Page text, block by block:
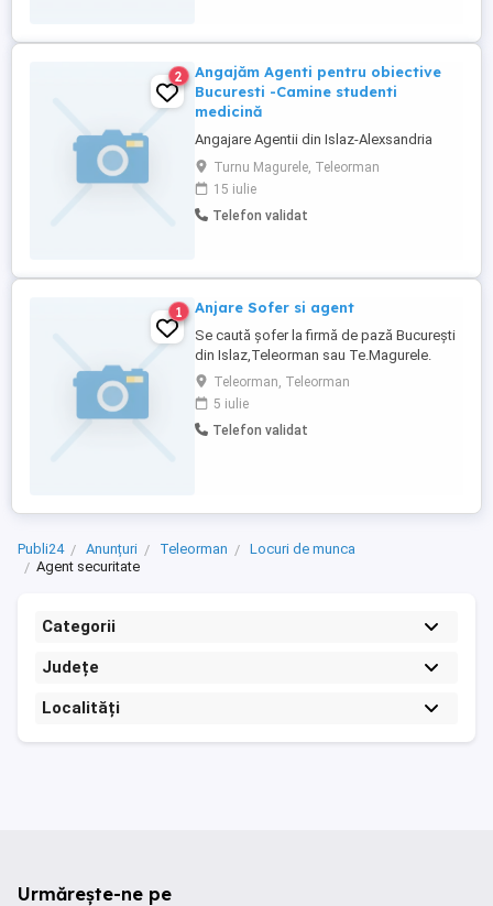
2
Angajăm Agenti pentru obiective
Bucuresti -Camine studenti
medicină
Angajare Agentii din Islaz-Alexsandria
Turnu Magurele, Teleorman
15 iulie
Telefon validat
1 Anjare Sofer si agent
Se caută șofer la firmă de pază București
din Islaz,Teleorman sau Te.Magurele.
Teleorman, Teleorman
5 iulie
Telefon validat
Publi24 Anunțuri Teleorman
Locuri de munca
Agent securitate
Categorii
Județe
Localități
Urmărește-ne pe